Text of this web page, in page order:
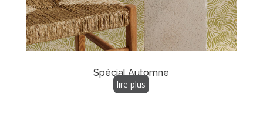
Spécial Automne
lire plus